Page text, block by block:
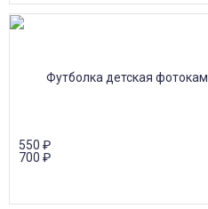
550 ₽
700 ₽